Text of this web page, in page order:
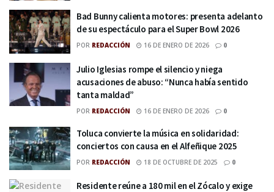
Bad Bunny calienta motores: presenta adelanto
de su espectáculo para el Super Bowl 2026
POR REDACCIÓN 16 DE ENERO DE 2026 0
Julio Iglesias rompe el silencio y niega
acusaciones de abuso: “Nunca había sentido
tanta maldad”
POR REDACCIÓN 16 DE ENERO DE 2026 0
Toluca convierte la música en solidaridad:
conciertos con causa en el Alfeñique 2025
POR REDACCIÓN 18 DE OCTUBRE DE 2025 0
Residente reúne a 180 mil en el Zócalo y exige